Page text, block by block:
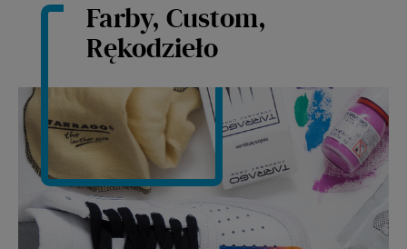
Farby, Custom,
Rękodzieło